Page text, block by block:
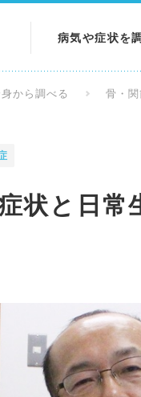
病気や症状を
から調べる 骨・
状と日常